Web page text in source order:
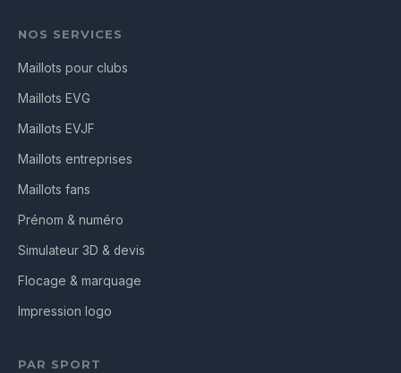
NOS SERVICES
Maillots pour clubs
Maillots EVG
Maillots EVJF
Maillots entreprises
Maillots fans
Prénom & numéro
Simulateur 3D & devis
Flocage & marquage
Impression logo
PAR SPORT